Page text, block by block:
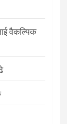
वैकल्पिक